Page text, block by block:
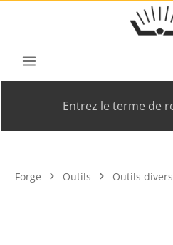
Passer au contenu principal
Forge Outils Outils divers